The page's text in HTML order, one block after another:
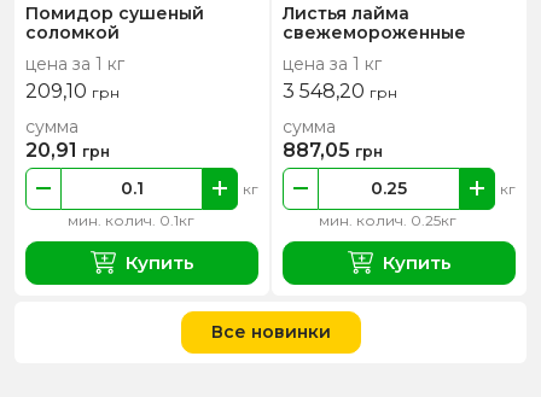
Помидор сушеный
соломкой
цена за 1 кг
209,10 грн
мин. колич. 0.1кг
кг
сумма
20,91 грн
Купить
Листья лайма
свежемороженные
цена за 1 кг
3 548,20 грн
мин. колич. 0.25кг
кг
сумма
887,05 грн
Купить
Все новинки